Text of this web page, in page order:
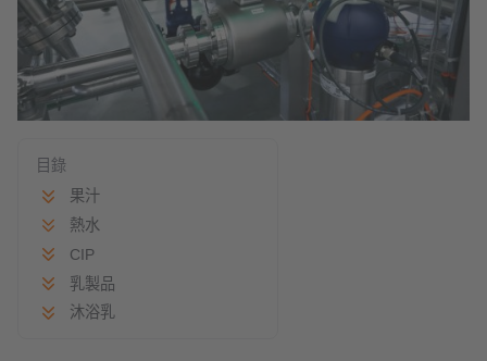
目錄
果汁
熱水
CIP
乳製品
沐浴乳